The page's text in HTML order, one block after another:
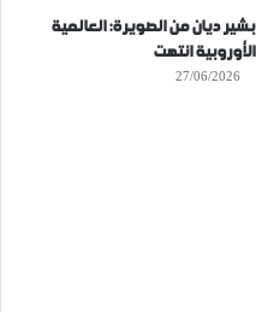
بشير ديان من الصويرة: العالمية
الأوروبية انتهت
27/06/2026